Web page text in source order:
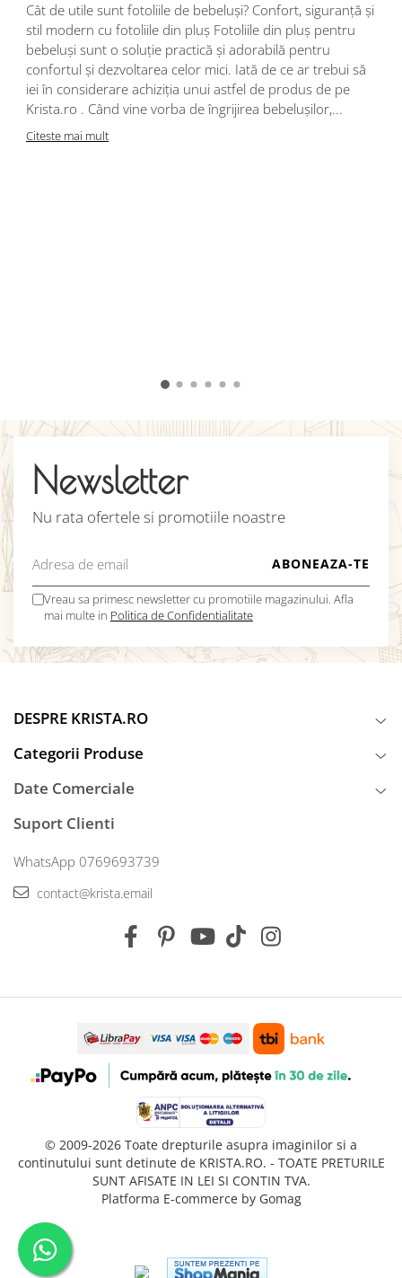
Cât de utile sunt fotoliile de bebeluși? Confort, siguranță și
stil modern cu fotoliile din pluș Fotoliile din pluș pentru
bebeluși sunt o soluție practică și adorabilă pentru
confortul și dezvoltarea celor mici. Iată de ce ar trebui să
iei în considerare achiziția unui astfel de produs de pe
Krista.ro . Când vine vorba de îngrijirea bebelușilor,...
Citeste mai mult
Newsletter
Nu rata ofertele si promotiile noastre
Vreau sa primesc newsletter cu promotiile magazinului. Afla
mai multe in Politica de Confidentialitate
DESPRE KRISTA.RO
Categorii Produse
Date Comerciale
Suport Clienti
WhatsApp 0769693739
contact@krista.email
© 2009-2026 Toate drepturile asupra imaginilor si a
continutului sunt detinute de KRISTA.RO. - TOATE PRETURILE
SUNT AFISATE IN LEI SI CONTIN TVA.
Platforma E-commerce by Gomag